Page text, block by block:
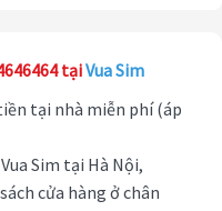
tạiVua Sim
tại nhà miễn phí (áp
Sim tại Hà Nội,
cửa hàng ở chân